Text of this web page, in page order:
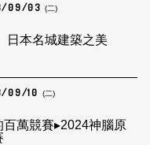
09/03 (二)
日本名城建築之美
09/10 (二)
萬競賽▸2024神腦原